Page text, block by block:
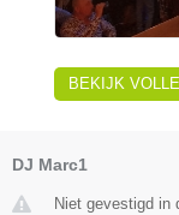
BEKIJK
DJ Marc1
Niet gevestigd in